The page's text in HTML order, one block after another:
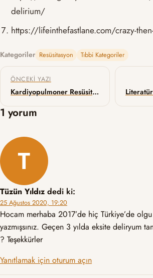
delirium/
https://lifeinthefastlane.com/crazy-
Kategoriler Resüsitasyon Tıbbi Kategoriler
Yazı gezinmesi
ÖNCEKI YAZI
Kardiyopulmoner Resüsitasyon (KPR) ile Tetiklenen Bilinç
1 yorum
Tüzün Yıldız dedi ki:
25 Ağustos 2020, 19:20
Hocam merhaba 2017’de hiç Türkiye’de olgu
yazmışsınız. Geçen 3 yılda eksite deliryum
? Teşekkürler
Yanıtlamak için oturum açın